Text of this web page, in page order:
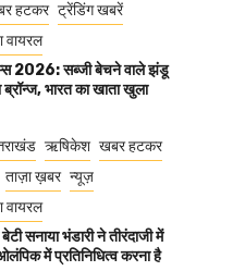
हटकर ट्रेंडिंग खबरें
वायरल
2026: सब्जी बेचने वाले झंडू
ब्रॉन्ज, भारत का खाता खुला
ऋषिकेश खबर हटकर
ताज़ा ख़बर न्यूज़
वायरल
सनाया भंडारी ने तीरंदाजी में
में प्रतिनिधित्व करना है